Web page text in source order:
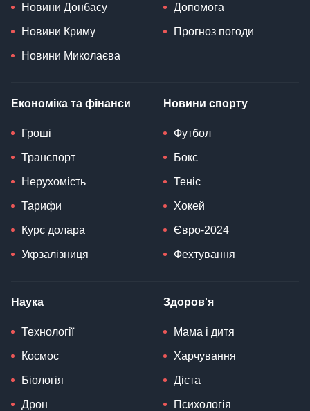
Новини Донбасу
Новини Криму
Новини Миколаєва
Допомога
Прогноз погоди
Економіка та фінанси
Гроші
Транспорт
Нерухомість
Тарифи
Курс долара
Укрзалізниця
Новини спорту
Футбол
Бокс
Теніс
Хокей
Євро-2024
Фехтування
Наука
Технології
Космос
Біологія
Дрон
Здоров'я
Мама і дитя
Харчування
Дієта
Психологія